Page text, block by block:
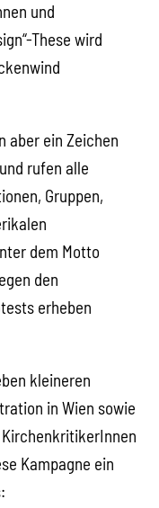
und
These wird
aber ein Zeichen
rufen alle
Gruppen,
dem Motto
den
erheben
kleineren
in Wien sowie
Kampagne ein